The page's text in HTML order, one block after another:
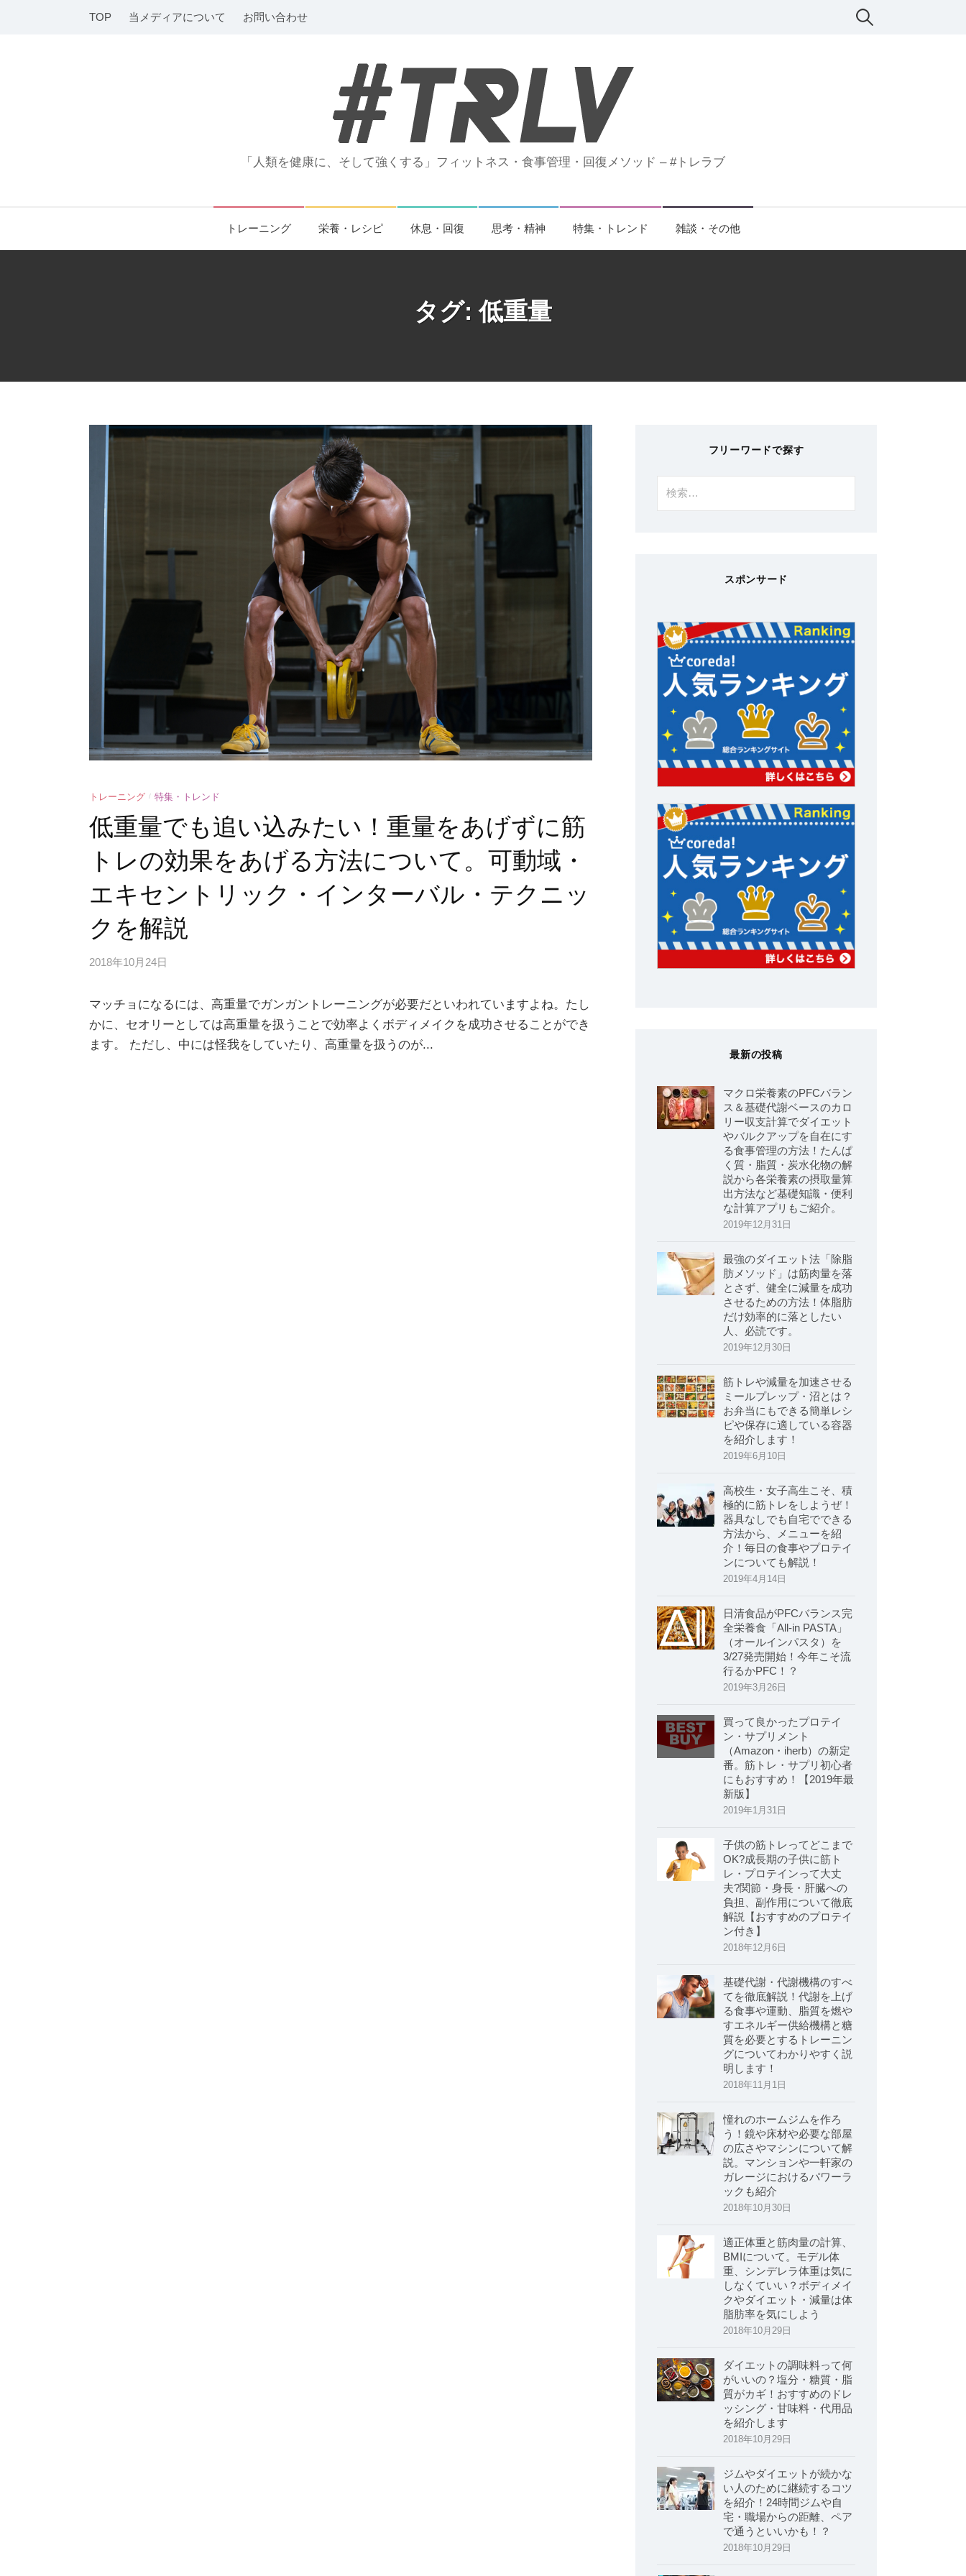
TOP 当メディアについて お問い合わせ 検
「人類を健康に、そして強くする」フィットネス・食事管理・回復メソッド – #トレラブ
トレーニング 栄養・レシピ 休息・回復 思考・精神 特集・トレンド 雑談・その他
タグ:低重量
トレーニング / 特集・トレンド
低重量でも追い込みたい！重量をあげずに筋
トレの効果をあげる方法について。可動域・
エキセントリック・インターバル・テクニッ
クを解説
2018年10月24日
マッチョになるには、高重量でガンガントレーニングが必要だといわれていますよね。たし
かに、セオリーとしては高重量を扱うことで効率よくボディメイクを成功させることができ
ます。 ただし、中には怪我をしていたり、高重量を扱うのが...
フリーワードで探す
索:
スポンサード
最新の投稿
マクロ栄養素のPFCバラン
ス＆基礎代謝ベースのカロ
リー収支計算でダイエット
やバルクアップを自在にす
る食事管理の方法！たんぱ
く質・脂質・炭水化物の解
説から各栄養素の摂取量算
出方法など基礎知識・便利
な計算アプリもご紹介。
2019年12月31日
最強のダイエット法「除脂
肪メソッド」は筋肉量を落
とさず、健全に減量を成功
させるための方法！体脂肪
だけ効率的に落としたい
人、必読です。
2019年12月30日
筋トレや減量を加速させる
ミールプレップ・沼とは？
お弁当にもできる簡単レシ
ピや保存に適している容器
を紹介します！
2019年6月10日
高校生・女子高生こそ、積
極的に筋トレをしようぜ！
器具なしでも自宅でできる
方法から、メニューを紹
介！毎日の食事やプロテイ
ンについても解説！
2019年4月14日
日清食品がPFCバランス完
全栄養食「All-in PASTA」
（オールインパスタ）を
3/27発売開始！今年こそ流
行るかPFC！？
2019年3月26日
買って良かったプロテイ
ン・サプリメント
（Amazon・iherb）の新定
番。筋トレ・サプリ初心者
にもおすすめ！【2019年最
新版】
2019年1月31日
子供の筋トレってどこまで
OK?成長期の子供に筋ト
レ・プロテインって大丈
夫?関節・身長・肝臓への
負担、副作用について徹底
解説【おすすめのプロテイ
ン付き】
2018年12月6日
基礎代謝・代謝機構のすべ
てを徹底解説！代謝を上げ
る食事や運動、脂質を燃や
すエネルギー供給機構と糖
質を必要とするトレーニン
グについてわかりやすく説
明します！
2018年11月1日
憧れのホームジムを作ろ
う！鏡や床材や必要な部屋
の広さやマシンについて解
説。マンションや一軒家の
ガレージにおけるパワーラ
ックも紹介
2018年10月30日
適正体重と筋肉量の計算、
BMIについて。モデル体
重、シンデレラ体重は気に
しなくていい？ボディメイ
クやダイエット・減量は体
脂肪率を気にしよう
2018年10月29日
ダイエットの調味料って何
がいいの？塩分・糖質・脂
質がカギ！おすすめのドレ
ッシング・甘味料・代用品
を紹介します
2018年10月29日
ジムやダイエットが続かな
い人のために継続するコツ
を紹介！24時間ジムや自
宅・職場からの距離、ペア
で通うといいかも！？
2018年10月29日